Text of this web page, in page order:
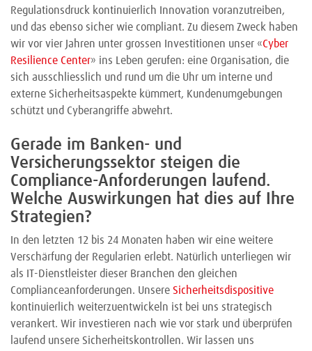
Regulationsdruck kontinuierlich Innovation voranzutreiben,
und das ebenso sicher wie compliant. Zu diesem Zweck haben
wir vor vier Jahren unter grossen Investitionen unser «Cyber
Resilience Center» ins Leben gerufen: eine Organisation, die
sich ausschliesslich und rund um die Uhr um interne und
externe Sicherheitsaspekte kümmert, Kundenumgebungen
schützt und Cyberangriffe abwehrt.
Gerade im Banken- und
Versicherungssektor steigen die
Compliance-Anforderungen laufend.
Welche Auswirkungen hat dies auf Ihre
Strategien?
In den letzten 12 bis 24 Monaten haben wir eine weitere
Verschärfung der Regularien erlebt. Natürlich unterliegen wir
als IT-Dienstleister dieser Branchen den gleichen
Complianceanforderungen. Unsere Sicherheitsdispositive
kontinuierlich weiterzuentwickeln ist bei uns strategisch
verankert. Wir investieren nach wie vor stark und überprüfen
laufend unsere Sicherheitskontrollen. Wir lassen uns